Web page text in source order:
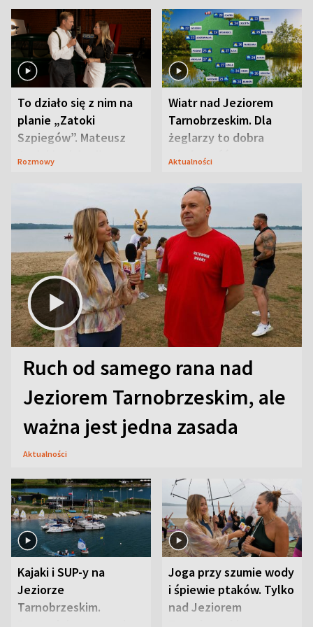
To działo się z nim na
planie „Zatoki
Szpiegów”. Mateusz
Janicki odsłonił
Rozmowy
Wiatr nad Jeziorem
Tarnobrzeskim. Dla
żeglarzy to dobra
wiadomość
Aktualności
Ruch od samego rana nad
Jeziorem Tarnobrzeskim, ale
ważna jest jedna zasada
Aktualności
Kajaki i SUP-y na
Jeziorze
Tarnobrzeskim.
Joga przy szumie wody
i śpiewie ptaków. Tylko
nad Jeziorem